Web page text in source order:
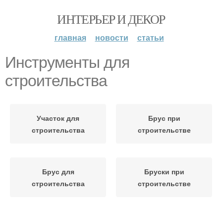
ИНТЕРЬЕР И ДЕКОР
главная новости статьи
Инструменты для
строительства
Участок для
строительства
Брус при
строительстве
Брус для
строительства
Бруски при
строительстве